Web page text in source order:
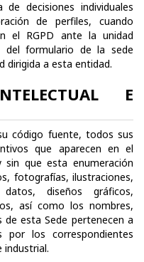
decisiones individuales
de perfiles, cuando
el RGPD ante la unidad
del formulario de la sede
dirigida a esta entidad.
E
código fuente, todos sus
que aparecen en el
que esta enumeración
fotografías, ilustraciones,
diseños gráficos,
así como los nombres,
esta Sede pertenecen a
los correspondientes
industrial.